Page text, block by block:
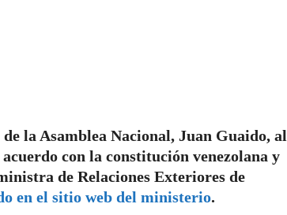
la Asamblea Nacional, Juan Guaido, al
con la constitución venezolana y
de Relaciones Exteriores de
en el sitio web del ministerio.